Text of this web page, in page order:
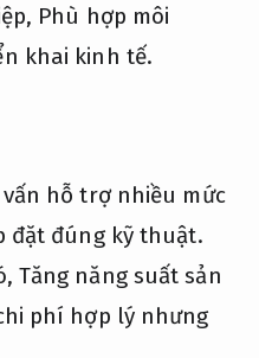
Phù hợp môi
khai kinh tế.
hỗ trợ nhiều mức
đặt đúng kỹ thuật.
Tăng năng suất sản
phí hợp lý nhưng